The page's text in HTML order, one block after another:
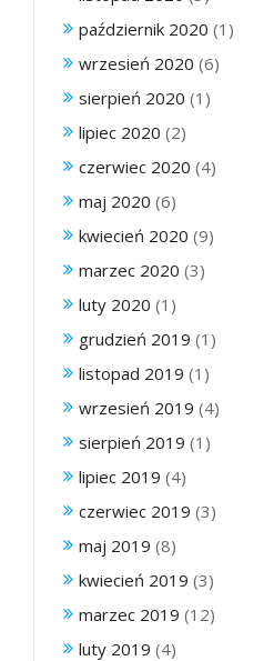
październik 2020 (1)
wrzesień 2020 (6)
sierpień 2020 (1)
lipiec 2020 (2)
czerwiec 2020 (4)
maj 2020 (6)
kwiecień 2020 (9)
marzec 2020 (3)
luty 2020 (1)
grudzień 2019 (1)
listopad 2019 (1)
wrzesień 2019 (4)
sierpień 2019 (1)
lipiec 2019 (4)
czerwiec 2019 (3)
maj 2019 (8)
kwiecień 2019 (3)
marzec 2019 (12)
luty 2019 (4)